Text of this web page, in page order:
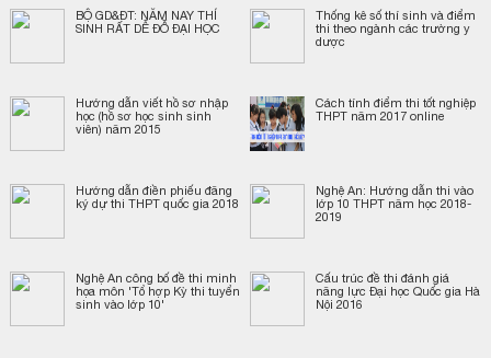
BỘ GD&ĐT: NĂM NAY THÍ
SINH RẤT DỄ ĐỖ ĐẠI HỌC
Thống kê số thí sinh và điểm
thi theo ngành các trường y
dược
Hướng dẫn viết hồ sơ nhập
học (hồ sơ học sinh sinh
viên) năm 2015
Cách tính điểm thi tốt nghiệp
THPT năm 2017 online
Hướng dẫn điền phiếu đăng
ký dự thi THPT quốc gia 2018
Nghệ An: Hướng dẫn thi vào
lớp 10 THPT năm học 2018-
2019
Nghệ An công bố đề thi minh
họa môn 'Tổ hợp Kỳ thi tuyển
sinh vào lớp 10'
Cấu trúc đề thi đánh giá
năng lực Đại học Quốc gia Hà
Nội 2016